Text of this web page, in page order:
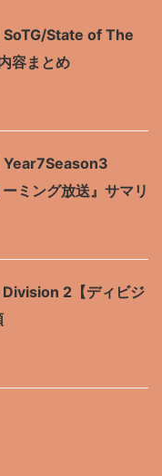
SoTG/State of The
容まとめ
Year7Season3
ミング放送』サマリ
2【ディビジ